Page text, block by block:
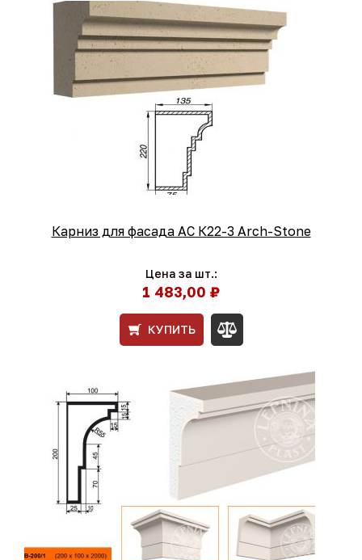
Карниз для фасада АС К22-3 Arch-Stone
Цена за шт.:
1 483,00 ₽
КУПИТЬ